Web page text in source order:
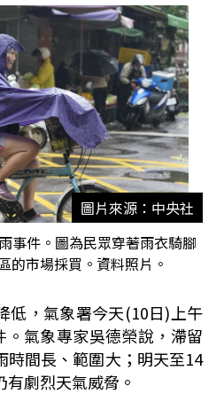
圖片來源：中央社
事件。圖為民眾穿著雨衣騎腳
的市場採買。資料照片。
低，氣象署今天(10日)上午
。氣象專家吳德榮說，滯留
時間長、範圍大；明天至14
劇烈天氣威脅。